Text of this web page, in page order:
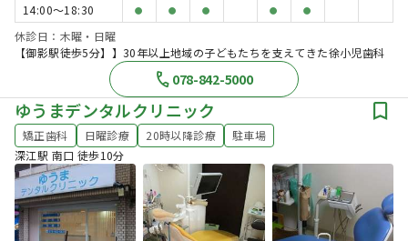
14:00〜18:30 ● ● ● ● ●
休診日：木曜・日曜
【御影駅徒歩5分】】30年以上地域の子どもたちを支えてきた徐小児歯科
078-842-5000
ゆうまデンタルクリニック
矯正歯科 日曜診療 20時以降診療
駐車場
深江駅 南口 徒歩10分